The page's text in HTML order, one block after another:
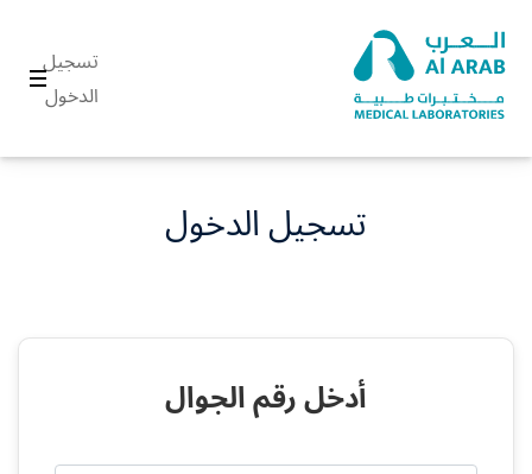
تسجيل
الدخول
تسجيل الدخول
أدخل رقم الجوال